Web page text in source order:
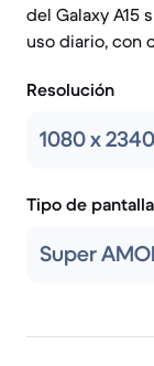
del Galaxy A15
uso diario, con
Resolución
1080 x 2340
Tipo de pantalla
Super